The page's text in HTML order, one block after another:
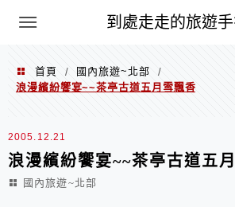
到處走走的旅遊
首頁 / 國內旅遊~北部
/
浪漫繽紛饗宴~~茶亭古道五月雪飄香
2005.12.21
浪漫繽紛饗宴~~茶亭古道五
國內旅遊~北部